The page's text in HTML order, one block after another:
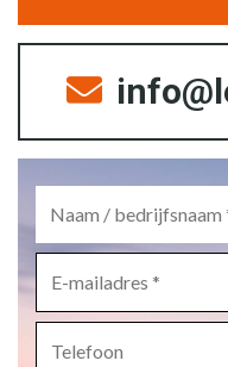
mailadres *